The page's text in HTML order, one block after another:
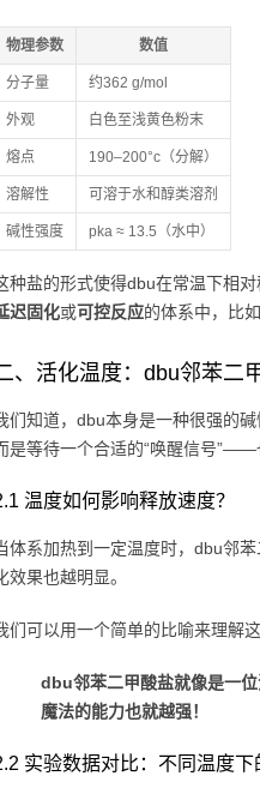
物理参数 数值
分子量 约362 g/mol
外观 白色至浅黄色粉末
熔点 190–200°c（分解）
溶解性 可溶于水和醇类溶剂
碱性强度 pka ≈ 13.5（水中）
种盐的形式使得dbu在常温下相
迟固化或可控反应的体系中，比
、活化温度：dbu邻苯二
们知道，dbu本身是一种很强的
是等待一个合适的“唤醒信号”——
温度如何影响释放速度？
体系加热到一定温度时，dbu邻
效果也越明显。
们可以用一个简单的比喻来理解这
dbu邻苯二甲酸盐就像是一
魔法的能力也就越强！
实验数据对比：不同温度下